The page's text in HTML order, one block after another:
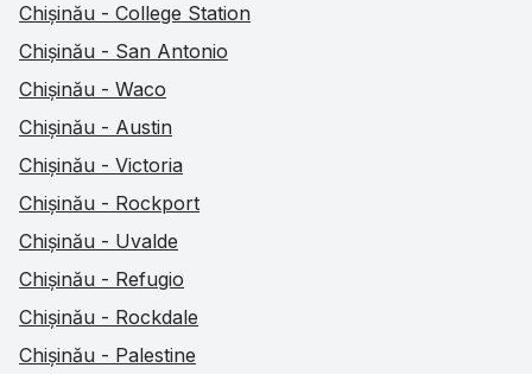
Chișinău - College Station
Chișinău - San Antonio
Chișinău - Waco
Chișinău - Austin
Chișinău - Victoria
Chișinău - Rockport
Chișinău - Uvalde
Chișinău - Refugio
Chișinău - Rockdale
Chișinău - Palestine